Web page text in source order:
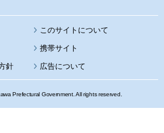
このサイトについて
携帯サイト
針 広告について
Prefectural Government. All rights reserved.